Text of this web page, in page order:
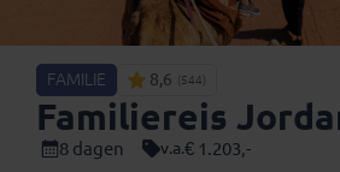
FAMILIE 8,6 (544)
Familiereis
8 dagen v.a.€ 1.203,-